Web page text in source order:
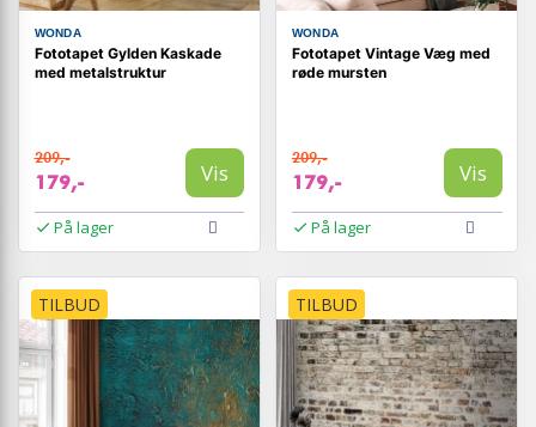
WONDA
Fototapet Gylden Kaskade
med metalstruktur
209,-
179,- Vis
På lager
WONDA
Fototapet Vintage Væg med
røde mursten
209,-
179,- Vis
På lager
TILBUD TILBUD